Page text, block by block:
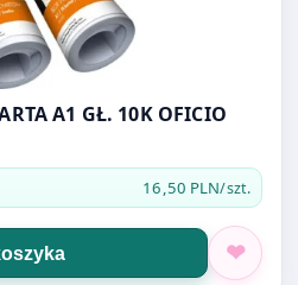
A1 GŁ. 10K OFICIO
16,50 PLN/szt.